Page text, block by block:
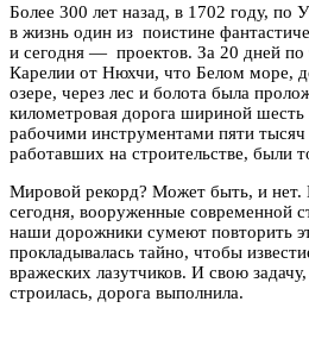
Более 300 лет назад, в 1702 году, по
в жизнь один из поистине
и сегодня — проектов. За 20 дней
Карелии от Нюхчи, что Белом море,
озере, через лес и болота была
километровая дорога шириной
рабочими инструментами пяти тысяч
работавших на строительстве,
Мировой рекорд? Может быть, и нет.
сегодня, вооруженные современной
наши дорожники сумеют повторить
прокладывалась тайно, чтобы
вражеских лазутчиков. И свою
строилась, дорога выполнила.